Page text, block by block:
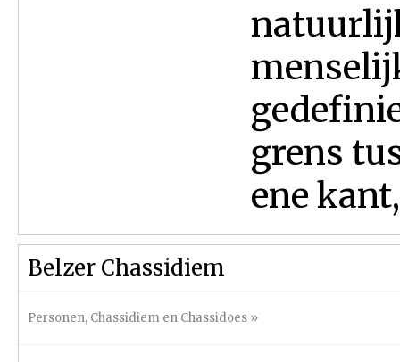
grens
ene
Belzer Chassidiem
Personen, Chassidiem en Chassidoes »